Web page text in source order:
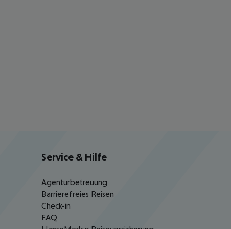
Service & Hilfe
Agenturbetreuung
Barrierefreies Reisen
Check-in
FAQ